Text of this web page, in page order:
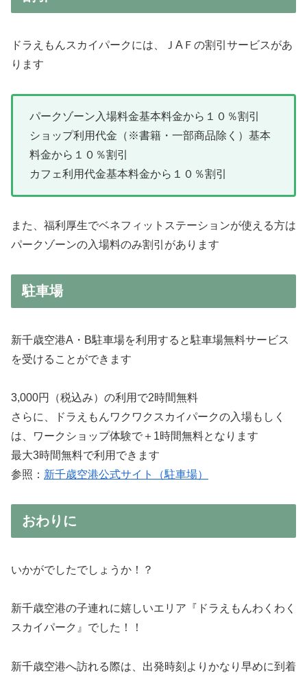
ドラえもんスカイパークには、ＪAＦの割引サービスがあ
ります
パークゾーン入場料金基本料金から１０％割引
ショップ利用代金（※書籍・一部商品除く）基本
料金から１０％割引
カフェ利用代金基本料金から１０％割引
また、福利厚生でベネフィットステーションが使える方は
パークゾーンの入場料のみ割引があります
駐車場
新千歳空港A・B駐車場を利用すると駐車場無料サービス
を受けることができます
3,000円（税込み）の利用で2時間無料
さらに、ドラえもんワクワクスカイパークの入場もしく
は、ワークショップ体験で＋1時間無料となります
最大3時間無料で利用できます
参照： 新千歳空港公式サイト（駐車場）
おわりに
いかがでしたでしょうか！？
新千歳空港の子連れに嬉しいエリア『ドラえもんわくわく
スカイパーク』でした！！
新千歳空港へ訪れる際は、出発時刻よりかなり早めに到着